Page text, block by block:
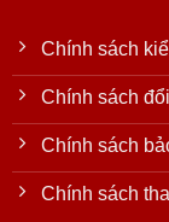
Chính sách
Chính sách
Chính sách
Chính sách